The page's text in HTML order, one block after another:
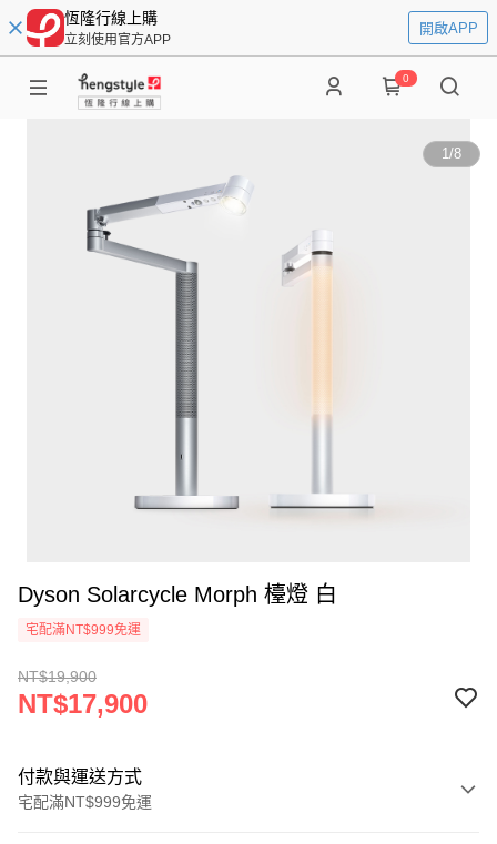
恆隆行線上購
立刻使用官方APP
開啟APP
0
1/8
Dyson Solarcycle Morph 檯燈 白
宅配滿NT$999免運
NT$19,900
NT$17,900
付款與運送方式
宅配滿NT$999免運